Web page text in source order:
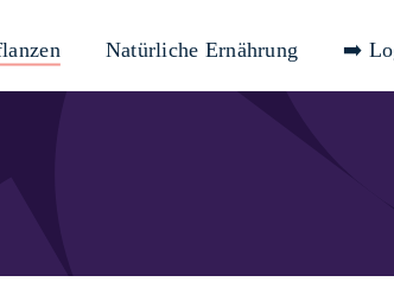
Natürliche Ernährung ➡️